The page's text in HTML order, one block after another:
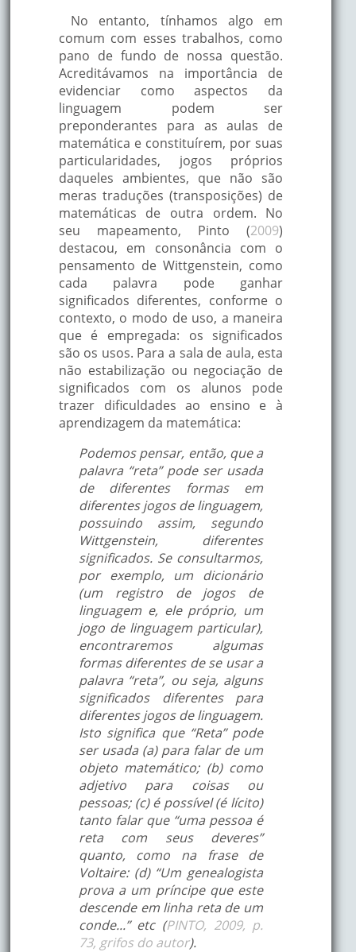
No entanto, tínhamos algo em
comum com esses trabalhos, como
pano de fundo de nossa questão.
Acreditávamos na importância de
evidenciar como aspectos da
linguagem podem ser
preponderantes para as aulas de
matemática e constituírem, por suas
particularidades, jogos próprios
daqueles ambientes, que não são
meras traduções (transposições) de
matemáticas de outra ordem. No
seu mapeamento, Pinto (2009)
destacou, em consonância com o
pensamento de Wittgenstein, como
cada palavra pode ganhar
significados diferentes, conforme o
contexto, o modo de uso, a maneira
que é empregada: os significados
são os usos. Para a sala de aula, esta
não estabilização ou negociação de
significados com os alunos pode
trazer dificuldades ao ensino e à
aprendizagem da matemática:
Podemos pensar, então, que a
palavra “reta” pode ser usada
de diferentes formas em
diferentes jogos de linguagem,
possuindo assim, segundo
Wittgenstein, diferentes
significados. Se consultarmos,
por exemplo, um dicionário
(um registro de jogos de
linguagem e, ele próprio, um
jogo de linguagem particular),
encontraremos algumas
formas diferentes de se usar a
palavra “reta”, ou seja, alguns
significados diferentes para
diferentes jogos de linguagem.
Isto significa que “Reta” pode
ser usada (a) para falar de um
objeto matemático; (b) como
adjetivo para coisas ou
pessoas; (c) é possível (é lícito)
tanto falar que “uma pessoa é
reta com seus deveres”
quanto, como na frase de
Voltaire: (d) “Um genealogista
prova a um príncipe que este
descende em linha reta de um
conde...” etc (PINTO, 2009, p.
73, grifos do autor).